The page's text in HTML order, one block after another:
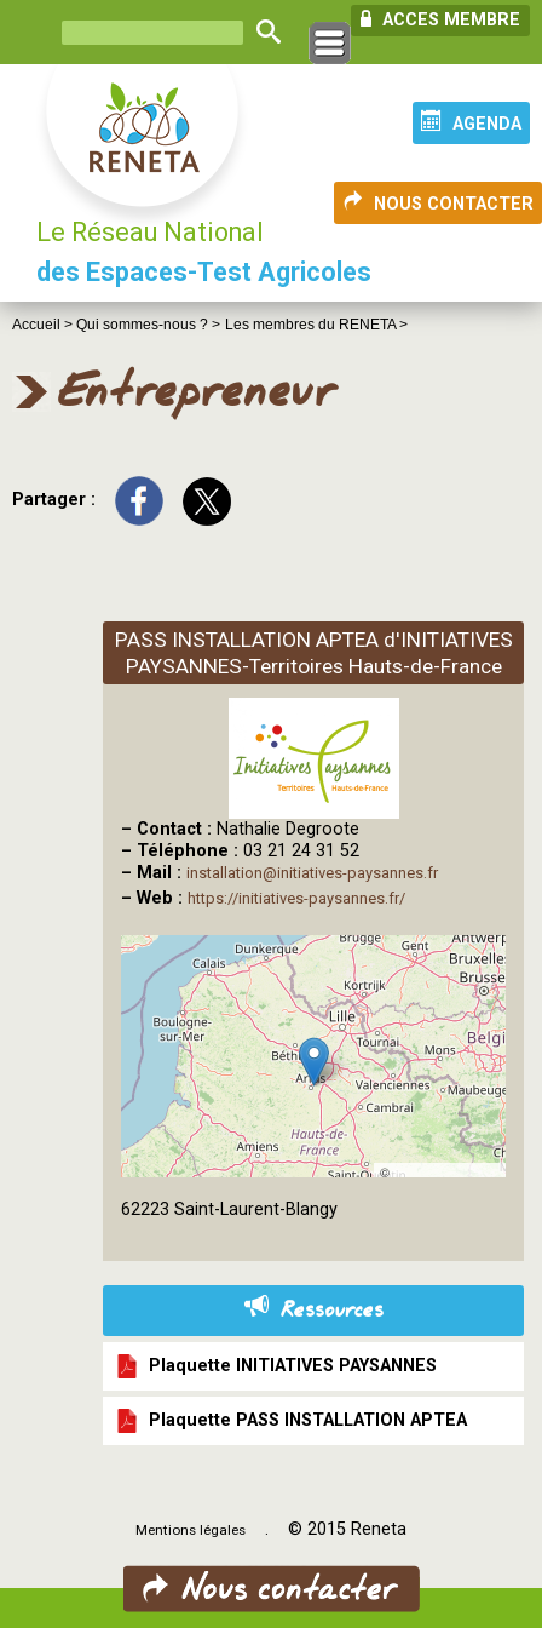
ACCES MEMBRE
AGENDA
NOUS CONTACTER
Le Réseau National
des Espaces-Test Agricoles
Accueil > Qui sommes-nous ? > Les membres du RENETA >
Entrepreneur
Partager :
PASS INSTALLATION APTEA d'INITIATIVES
PAYSANNES-Territoires Hauts-de-France
– Contact : Nathalie Degroote
– Téléphone : 03 21 24 31 52
– Mail : installation@initiatives-paysannes.fr
– Web : https://initiatives-paysannes.fr/
©
62223 Saint-Laurent-Blangy
Ressources
Plaquette INITIATIVES PAYSANNES
Plaquette PASS INSTALLATION APTEA
Mentions légales . © 2015 Reneta